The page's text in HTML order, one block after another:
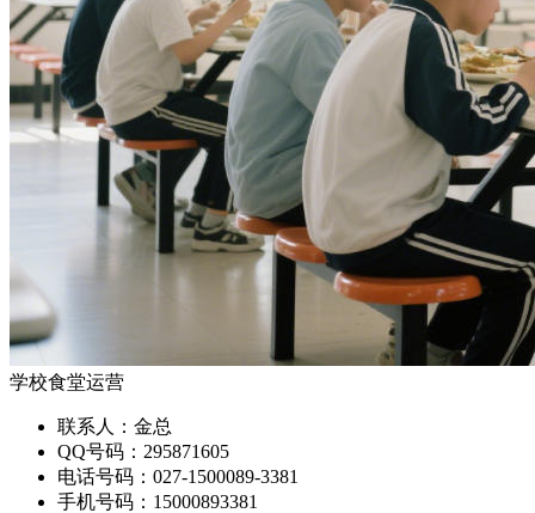
学校食堂运营
联系人： 金总
QQ号码： 295871605
电话号码： 027-1500089-3381
手机号码： 15000893381